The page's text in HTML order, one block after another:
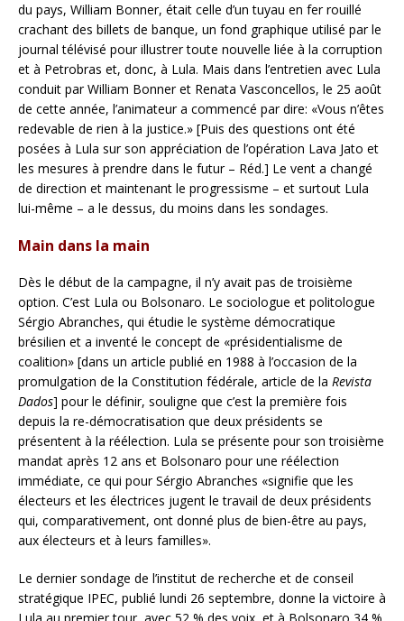
du pays, William Bonner, était celle d’un tuyau en fer rouillé
crachant des billets de banque, un fond graphique utilisé par le
journal télévisé pour illustrer toute nouvelle liée à la corruption
et à Petrobras et, donc, à Lula. Mais dans l’entretien avec Lula
conduit par William Bonner et Renata Vasconcellos, le 25 août
de cette année, l’animateur a commencé par dire: «Vous n’êtes
redevable de rien à la justice.» [Puis des questions ont été
posées à Lula sur son appréciation de l’opération Lava Jato et
les mesures à prendre dans le futur – Réd.] Le vent a changé
de direction et maintenant le progressisme – et surtout Lula
lui-même – a le dessus, du moins dans les sondages.
Main dans la main
Dès le début de la campagne, il n’y avait pas de troisième
option. C’est Lula ou Bolsonaro. Le sociologue et politologue
Sérgio Abranches, qui étudie le système démocratique
brésilien et a inventé le concept de «présidentialisme de
coalition» [dans un article publié en 1988 à l’occasion de la
promulgation de la Constitution fédérale, article de la Revista
Dados] pour le définir, souligne que c’est la première fois
depuis la re-démocratisation que deux présidents se
présentent à la réélection. Lula se présente pour son troisième
mandat après 12 ans et Bolsonaro pour une réélection
immédiate, ce qui pour Sérgio Abranches «signifie que les
électeurs et les électrices jugent le travail de deux présidents
qui, comparativement, ont donné plus de bien-être au pays,
aux électeurs et à leurs familles».
Le dernier sondage de l’institut de recherche et de conseil
stratégique IPEC, publié lundi 26 septembre, donne la victoire à